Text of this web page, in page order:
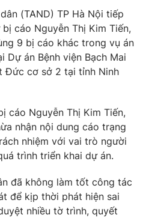
Podcast
Infographic
Shorts video
(TAND) TP Hà Nội tiếp
cáo Nguyễn Thị Kim Tiến,
9 bị cáo khác trong vụ án
Dự án Bệnh viện Bạch Mai
Đức cơ sở 2 tại tỉnh Ninh
cáo Nguyễn Thị Kim Tiến,
nhận nội dung cáo trạng
nhiệm với vai trò người
trình triển khai dự án.
đã không làm tốt công tác
để kịp thời phát hiện sai
nhiều tờ trình, quyết